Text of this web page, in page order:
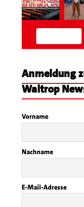
Anmeldung
Waltrop
Vorname
Nachname
E-Mail-Adresse